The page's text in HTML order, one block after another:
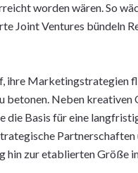
worden wären. So
Joint Ventures bündeln
Marketingstrategien
betonen. Neben
Basis für eine
hin zur etablierten Größe